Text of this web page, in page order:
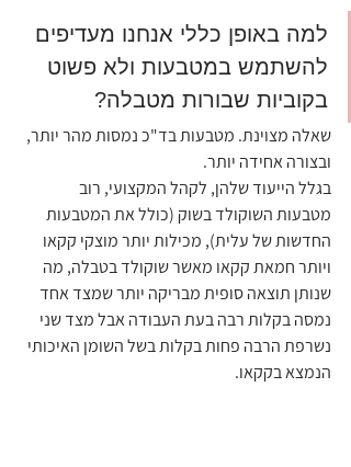
למה באופן כללי אנחנו מעדיפים
להשתמש במטבעות ולא פשוט
בקוביות שבורות מטבלה?
שאלה מצוינת. מטבעות בד"כ נמסות מהר יותר,
ובצורה אחידה יותר.
בגלל הייעוד שלהן, לקהל המקצועי, רוב
מטבעות השוקולד בשוק (כולל את המטבעות
החדשות של עלית), מכילות יותר מוצקי קקאו
ויותר חמאת קקאו מאשר שוקולד בטבלה, מה
שנותן תוצאה סופית מבריקה יותר שמצד אחד
נמסה בקלות רבה בעת העבודה אבל מצד שני
נשרפת הרבה פחות בקלות בשל השומן האיכותי
הנמצא בקקאו.